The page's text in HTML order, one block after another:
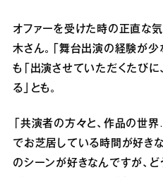
オファーを受けた時の正直な
木さん。「舞台出演の経験が
も「出演させていただくたびに
る」とも。
「共演者の方々と、作品の世
でお芝居している時間が好き
のシーンが好きなんですが、ど